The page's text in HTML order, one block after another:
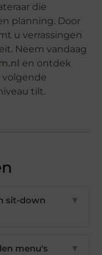
die
planning. Door
u verrassingen
Neem vandaag
en ontdek
volgende
tilt.
sit-down
▼
menu's
▼